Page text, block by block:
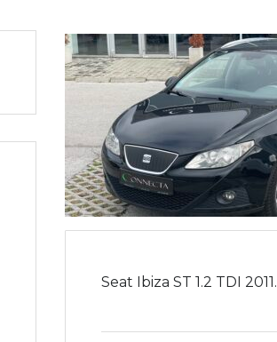
Seat Ibiza ST 1.2 TDI 2011.